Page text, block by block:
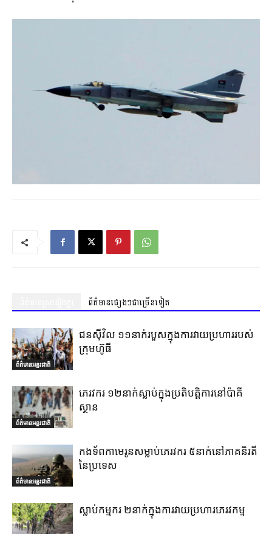
ព័ត៌មានផ្សេងៗជាច្រើនទៀត
ព័ត៌មានអន្តរជាតិ
ជនស៊ីវិល ១១នាក់របួសក្នុងការវាយប្រហាររបស់
ក្រុមហ៊ូធី
ព័ត៌មានអន្តរជាតិ
ភេរវករ ១២នាក់ស្លាប់ក្នុងប្រតិបត្តិការនៅប៉ាគី
ស្ថាន
ព័ត៌មានអន្តរជាតិ
កងទ័ពកាមេរូនសម្លាប់ភេរវករ ៥នាក់នៅភាគនិរតី
នៃប្រទេស
ស្លាប់កម្មករ ២នាក់ក្នុងការវាយប្រហារភេរវកម្ម